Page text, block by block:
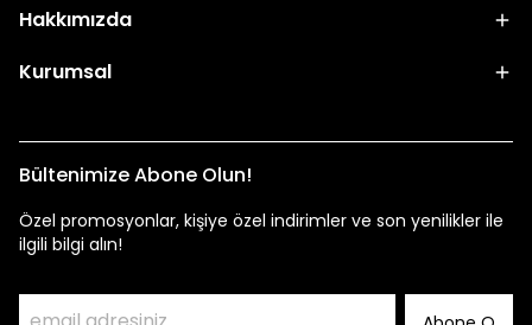
Hakkımızda
Kurumsal
Bültenimize Abone Olun!
Özel promosyonlar, kişiye özel indirimler ve son yenilikler ile
ilgili bilgi alın!